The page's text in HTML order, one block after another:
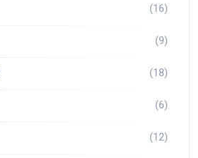
(16)
(9)
(18)
(6)
(12)